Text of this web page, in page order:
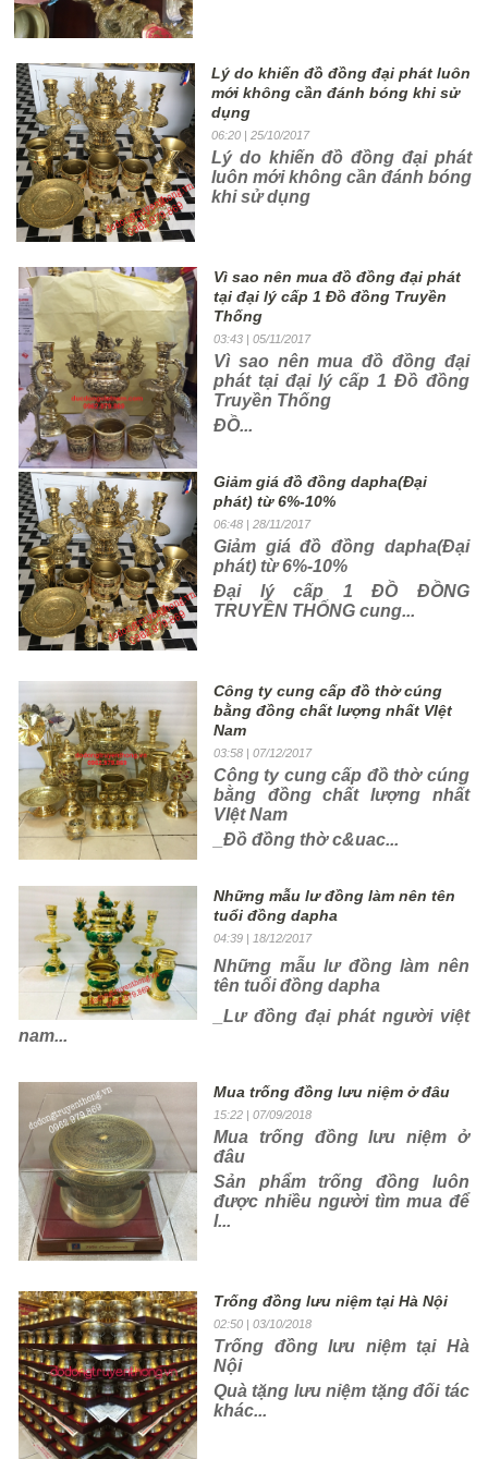
Lý do khiến đồ đồng đại phát luôn
mới không cần đánh bóng khi sử
dụng
06:20| 25/10/2017
Lý do khiến đồ đồng đại phát
luôn mới không cần đánh bóng
khi sử dụng
Vì sao nên mua đồ đồng đại phát
tại đại lý cấp 1 Đồ đồng Truyền
Thống
03:43| 05/11/2017
Vì sao nên mua đồ đồng đại
phát tại đại lý cấp 1 Đồ đồng
Truyền Thống
ĐỒ...
Giảm giá đồ đồng dapha(Đại
phát) từ 6%-10%
06:48| 28/11/2017
Giảm giá đồ đồng dapha(Đại
phát) từ 6%-10%
Đại lý cấp 1 ĐỒ ĐỒNG
TRUYỀN THỐNG cung...
Công ty cung cấp đồ thờ cúng
bằng đồng chất lượng nhất VIệt
Nam
03:58| 07/12/2017
Công ty cung cấp đồ thờ cúng
bằng đồng chất lượng nhất
VIệt Nam
Đồ đồng thờ c&uac...
Những mẫu lư đồng làm nên tên
tuổi đồng dapha
04:39| 18/12/2017
Những mẫu lư đồng làm nên
tên tuổi đồng dapha
_Lư đồng đại phát người việt
nam...
Mua trống đồng lưu niệm ở đâu
15:22| 07/09/2018
Mua trống đồng lưu niệm ở
đâu
Sản phẩm trống đồng luôn
được nhiều người tìm mua để
l...
Trống đồng lưu niệm tại Hà Nội
02:50| 03/10/2018
Trống đồng lưu niệm tại Hà
Nội
Quà tặng lưu niệm tặng đối tác
khác...